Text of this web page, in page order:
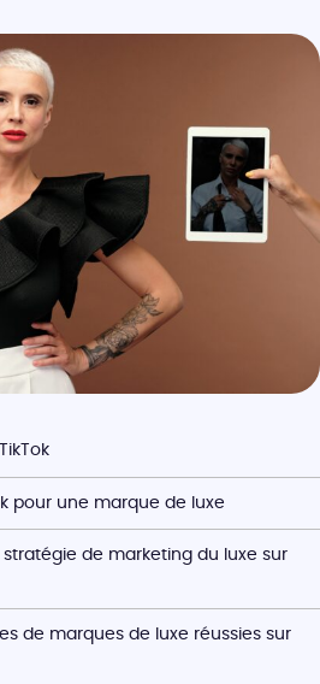
pour une marque de luxe
de marketing du luxe sur
de marques de luxe réussies sur